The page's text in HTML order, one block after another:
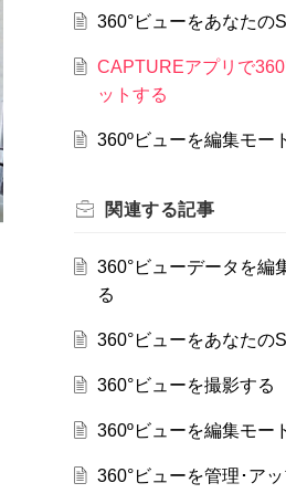
360°ビューをあなたの
CAPTUREアプリで
ットする
360ºビューを編集モー
関連する記事
360°ビューデータを編
る
360°ビューをあなたの
360°ビューを撮影する
360ºビューを編集モー
360°ビューを管理･ア